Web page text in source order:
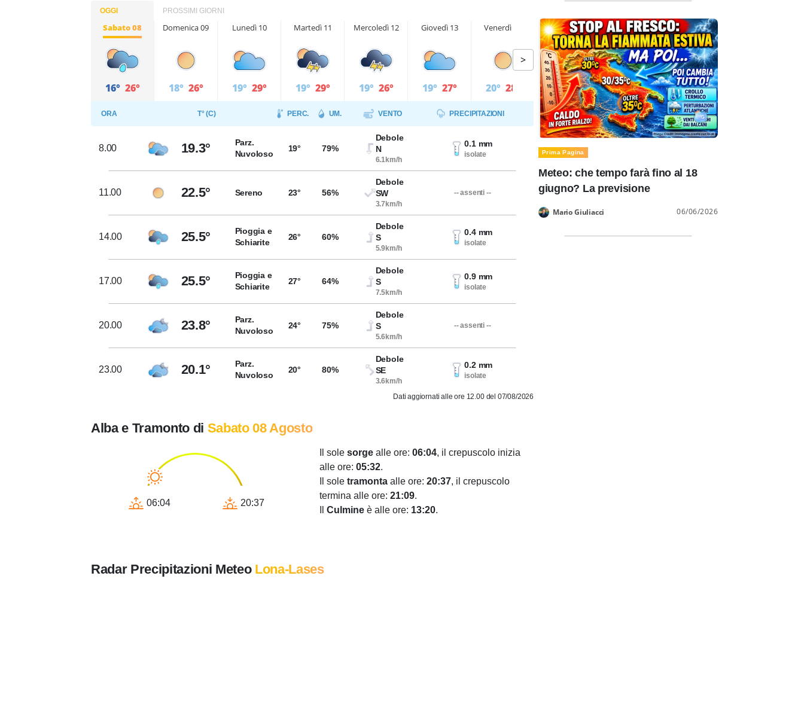
OGGI PROSSIMI GIORNI
Sabato 08
16° 26°
Domenica 09
18° 26°
Lunedì 10
19° 29°
Martedì 11
19° 29°
Mercoledì 12
19° 26°
Giovedì 13
19° 27°
Venerdì 14
20° 28°
>
ORA T° (C) PERC. UM. VENTO PRECIPITAZIONI
8.00 19.3°
Parz.
Nuvoloso
19° 79%
Debole
N
6.1km/h
0.1 mm
isolate
11.00 22.5° Sereno 23° 56%
Debole
SW
3.7km/h
-- assenti --
14.00 25.5°
Pioggia e
Schiarite
26° 60%
Debole
S
5.9km/h
0.4 mm
isolate
17.00 25.5°
Pioggia e
Schiarite
27° 64%
Debole
S
7.5km/h
0.9 mm
isolate
20.00 23.8°
Parz.
Nuvoloso
24° 75%
Debole
S
5.6km/h
-- assenti --
23.00 20.1°
Parz.
Nuvoloso
20° 80%
Debole
SE
3.6km/h
0.2 mm
isolate
Dati aggiornati alle ore 12.00 del 07/08/2026
Alba e Tramonto di Sabato 08 Agosto
06:04 20:37
Il sole sorge alle ore: 06:04, il crepuscolo inizia
alle ore: 05:32.
Il sole tramonta alle ore: 20:37, il crepuscolo
termina alle ore: 21:09.
Culmine è alle ore: 13:20.
Radar Precipitazioni Meteo Lona-Lases
Prima Pagina
Meteo: che tempo farà fino al 18
giugno? La previsione
Mario Giuliacci 06/06/2026